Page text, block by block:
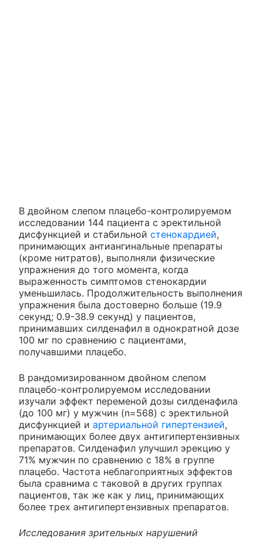
В двойном слепом плацебо-контролируемом
исследовании 144 пациента с эректильной
дисфункцией и стабильной стенокардией,
принимающих антиангинальные препараты
(кроме нитратов), выполняли физические
упражнения до того момента, когда
выраженность симптомов стенокардии
уменьшилась. Продолжительность выполнения
упражнения была достоверно больше (19.9
секунд; 0.9-38.9 секунд) у пациентов,
принимавших силденафил в однократной дозе
100 мг по сравнению с пациентами,
получавшими плацебо.
В рандомизированном двойном слепом
плацебо-контролируемом исследовании
изучали эффект переменой дозы силденафила
(до 100 мг) у мужчин (n=568) с эректильной
дисфункцией и артериальной гипертензией,
принимающих более двух антигипертензивных
препаратов. Силденафил улучшил эрекцию у
71% мужчин по сравнению с 18% в группе
плацебо. Частота неблагоприятных эффектов
была сравнима с таковой в других группах
пациентов, так же как у лиц, принимающих
более трех антигипертензивных препаратов.
Исследования зрительных нарушений